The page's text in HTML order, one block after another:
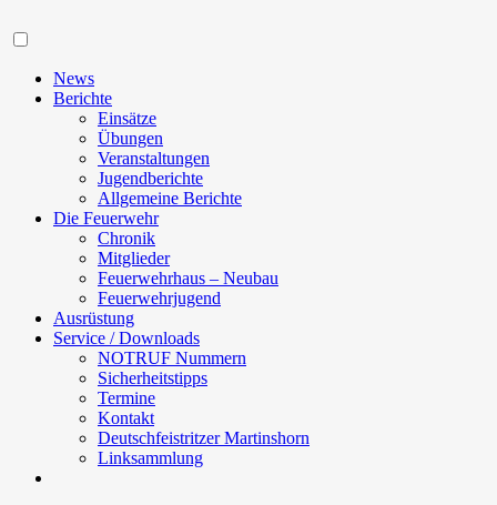
News
Berichte
Einsätze
Übungen
Veranstaltungen
Jugendberichte
Allgemeine Berichte
Die Feuerwehr
Chronik
Mitglieder
Feuerwehrhaus – Neubau
Feuerwehrjugend
Ausrüstung
Service / Downloads
NOTRUF Nummern
Sicherheitstipps
Termine
Kontakt
Deutschfeistritzer Martinshorn
Linksammlung